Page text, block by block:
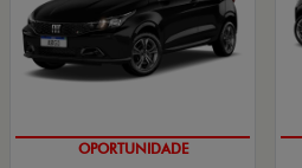
OPORTUNIDADE